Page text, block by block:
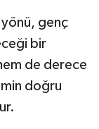
yönü, genç
bir
de derece
doğru